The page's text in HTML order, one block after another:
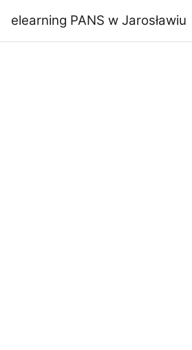
elearning PANS w Jarosławiu